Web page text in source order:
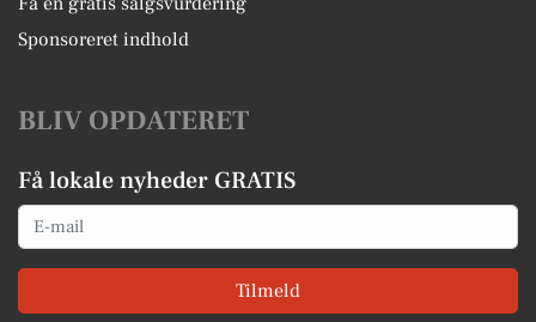
Sponsoreret indhold
BLIV OPDATERET
Få lokale nyheder GRATIS
Email
Tilmeld